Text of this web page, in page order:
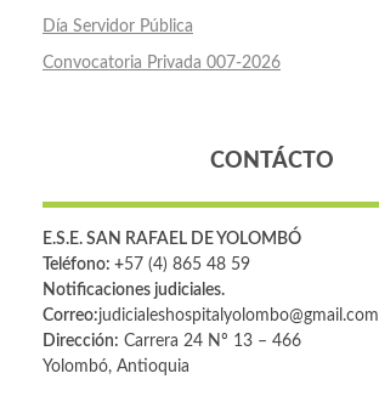
Día Servidor Pública
Convocatoria Privada 007-2026
CONTÁCTO
E.S.E. SAN RAFAEL DE YOLOMBÓ
Teléfono: +57 (4) 865 48 59
Notificaciones judiciales.
Correo:judicialeshospitalyolombo@gmail.com
Dirección: Carrera 24 Nº 13 – 466
Yolombó, Antioquia